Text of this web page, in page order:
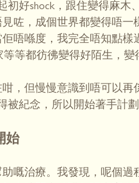
初好shock，跟住變得麻木
咗，成個世界都變得唔一
唔喺度，我完全唔知點樣
等都彷彿變得好陌生，變
，但慢慢意識到唔可以再
紀念，所以開始著手計劃
始
嘅治療。我發現，呢個過